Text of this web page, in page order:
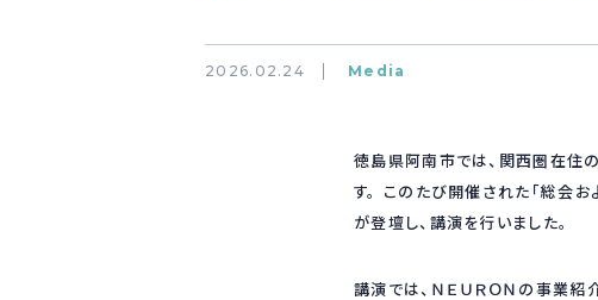
2026.02.24 Media
徳島県阿南市では、関西圏在住
す。 このたび開催された「総会
が登壇し、講演を行いました。
講演では、ＮＥＵＲＯＮの事業紹